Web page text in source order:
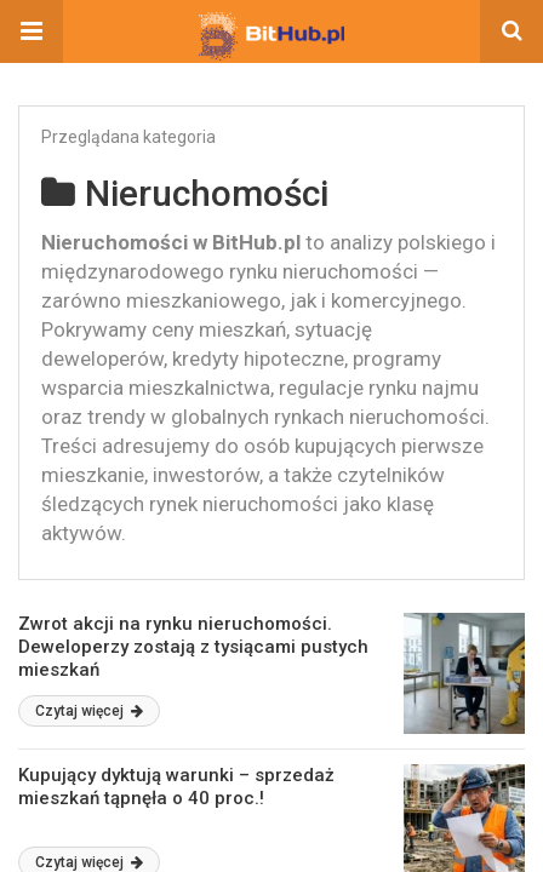
Przeglądana kategoria
Nieruchomości
Nieruchomości w BitHub.pl to analizy polskiego i
międzynarodowego rynku nieruchomości —
zarówno mieszkaniowego, jak i komercyjnego.
Pokrywamy ceny mieszkań, sytuację
deweloperów, kredyty hipoteczne, programy
wsparcia mieszkalnictwa, regulacje rynku najmu
oraz trendy w globalnych rynkach nieruchomości.
Treści adresujemy do osób kupujących pierwsze
mieszkanie, inwestorów, a także czytelników
śledzących rynek nieruchomości jako klasę
aktywów.
Zwrot akcji na rynku nieruchomości.
Deweloperzy zostają z tysiącami pustych
mieszkań
Czytaj więcej
Kupujący dyktują warunki – sprzedaż
mieszkań tąpnęła o 40 proc.!
Czytaj więcej